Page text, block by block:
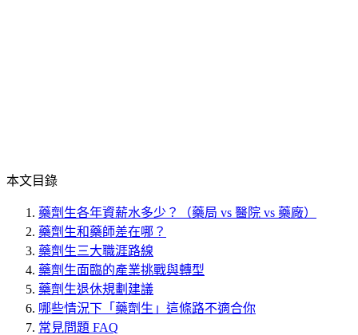
本文目錄
藥劑生各年資薪水多少？（藥局 vs 醫院 vs 藥廠）
藥劑生和藥師差在哪？
藥劑生三大職涯路線
藥劑生面臨的產業挑戰與轉型
藥劑生退休規劃建議
哪些情況下「藥劑生」這條路不適合你
常見問題 FAQ